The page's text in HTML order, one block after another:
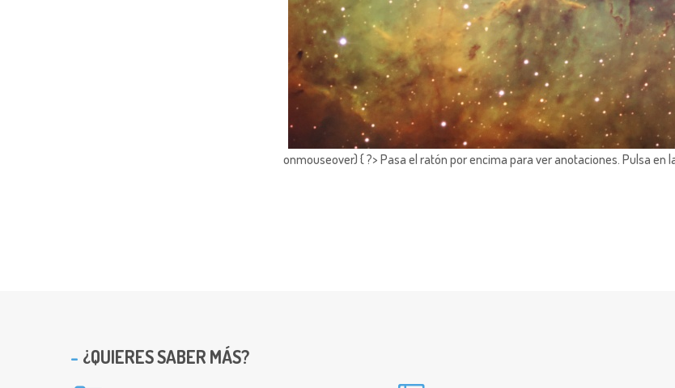
onmouseover) { ?> Pasa el ratón por encima para ver anotaciones. Pulsa en
¿QUIERES SABER MÁS?